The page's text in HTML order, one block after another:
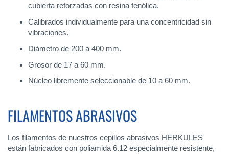
cubierta reforzadas con resina fenólica.
Calibrados individualmente para una concentricidad sin
vibraciones.
Diámetro de 200 a 400 mm.
Grosor de 17 a 60 mm.
Núcleo libremente seleccionable de 10 a 60 mm.
FILAMENTOS ABRASIVOS
Los filamentos de nuestros cepillos abrasivos HERKULES
están fabricados con poliamida 6.12 especialmente resistente,